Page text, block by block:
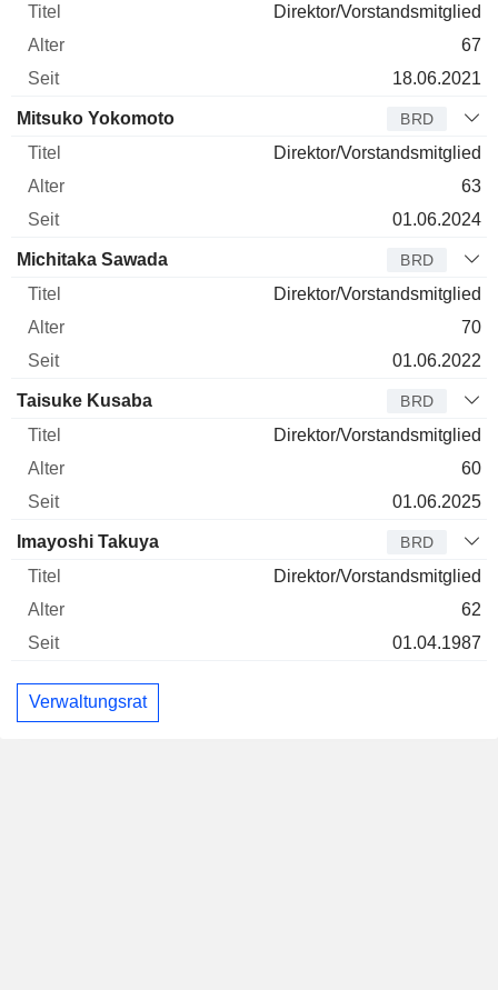
Direktor/Vorstandsmitglied
67
18.06.2021
Mitsuko Yokomoto BRD
Direktor/Vorstandsmitglied
63
01.06.2024
Michitaka Sawada BRD
Direktor/Vorstandsmitglied
70
01.06.2022
Taisuke Kusaba BRD
Direktor/Vorstandsmitglied
60
01.06.2025
Imayoshi Takuya BRD
Direktor/Vorstandsmitglied
62
01.04.1987
Verwaltungsrat